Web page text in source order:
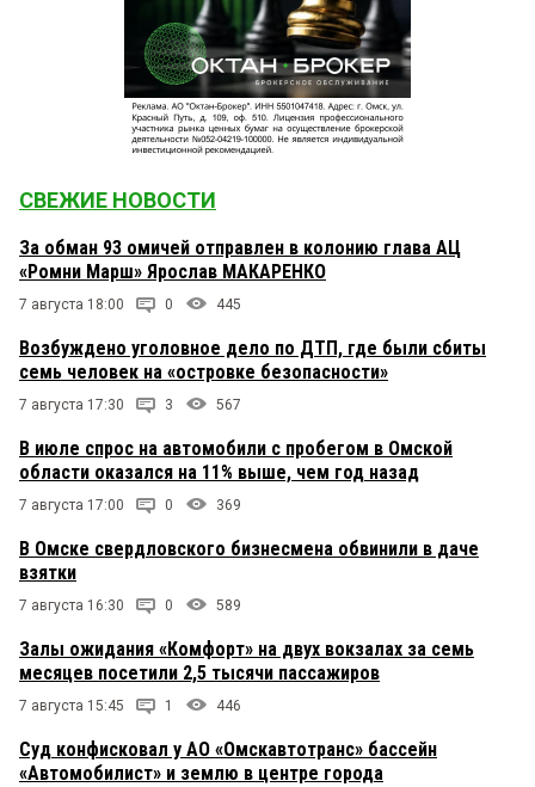
СВЕЖИЕ НОВОСТИ
За обман 93 омичей отправлен в колонию глава АЦ
«Ромни Марш» Ярослав МАКАРЕНКО
7 августа 18:00 0 445
Возбуждено уголовное дело по ДТП, где были сбиты
семь человек на «островке безопасности»
7 августа 17:30 3 567
В июле спрос на автомобили с пробегом в Омской
области оказался на 11% выше, чем год назад
7 августа 17:00 0 369
В Омске свердловского бизнесмена обвинили в даче
взятки
7 августа 16:30 0 589
Залы ожидания «Комфорт» на двух вокзалах за семь
месяцев посетили 2,5 тысячи пассажиров
7 августа 15:45 1 446
Суд конфисковал у АО «Омскавтотранс» бассейн
«Автомобилист» и землю в центре города